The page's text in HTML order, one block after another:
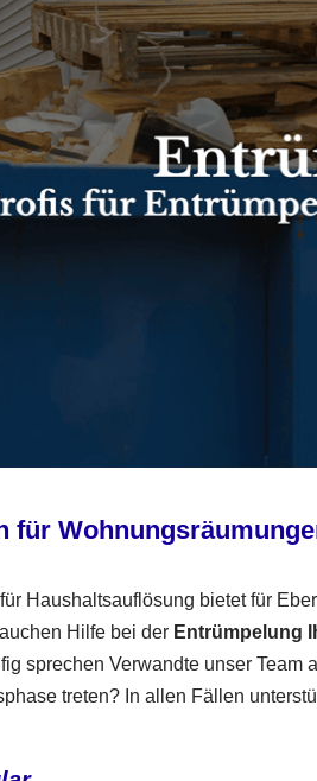
für
Haushaltsauflösung bietet für
Hilfe bei der Entrümpelung
sprechen Verwandte unser
treten? In allen Fällen